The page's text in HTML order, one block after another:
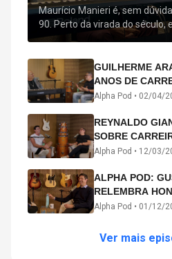
SECADA, ORIGEM DE
MAIS
Maurício Manieri é, sem
90. Perto da virada do século,
estreou oficialmente com o
acompanham até hoje,
"Bem Querer" e "Minha
segue com o […]
GUILHERME
ANOS DE
ÁLBUM
Alpha Pod • 02/04/
REYNALDO
SOBRE
CAMINHOS
Alpha Pod • 12/03/
ALPHA POD:
RELEMBRA
MICHAEL
Alpha Pod • 01/12/
Ver mais